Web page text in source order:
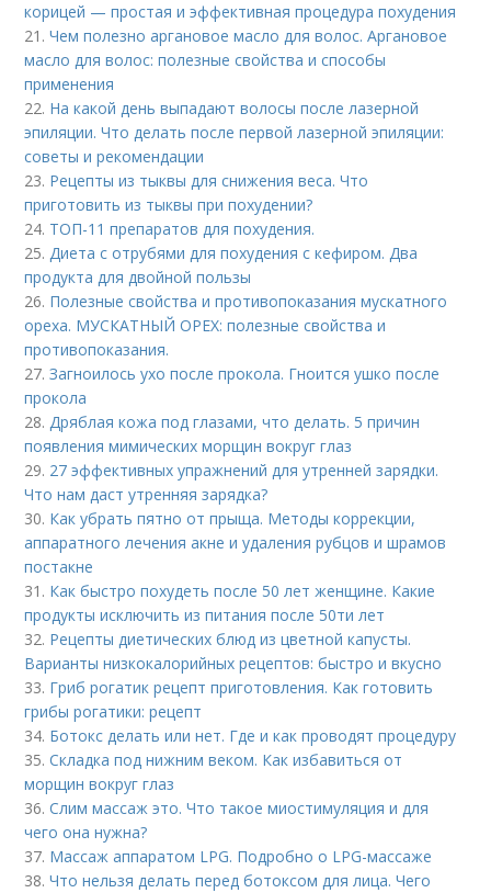
корицей — простая и эффективная процедура похудения
21.Чем полезно аргановое масло для волос. Аргановое
масло для волос: полезные свойства и способы
применения
22. На какой день выпадают волосы после лазерной
эпиляции. Что делать после первой лазерной эпиляции:
советы и рекомендации
23. Рецепты из тыквы для снижения веса. Что
приготовить из тыквы при похудении?
24. ТОП-11 препаратов для похудения.
25.Диета с отрубями для похудения с кефиром. Два
продукта для двойной пользы
26. Полезные свойства и противопоказания мускатного
ореха. МУСКАТНЫЙ ОРЕХ: полезные свойства и
противопоказания.
27.Загноилось ухо после прокола. Гноится ушко после
прокола
28.Дряблая кожа под глазами, что делать. 5 причин
появления мимических морщин вокруг глаз
29. 27 эффективных упражнений для утренней зарядки.
Что нам даст утренняя зарядка?
30. Как убрать пятно от прыща. Методы коррекции,
аппаратного лечения акне и удаления рубцов и шрамов
постакне
31. Как быстро похудеть после 50 лет женщине. Какие
продукты исключить из питания после 50ти лет
32. Рецепты диетических блюд из цветной капусты.
Варианты низкокалорийных рецептов: быстро и вкусно
33. Гриб рогатик рецепт приготовления. Как готовить
грибы рогатики: рецепт
34. Ботокс делать или нет. Где и как проводят процедуру
35.Складка под нижним веком. Как избавиться от
морщин вокруг глаз
36.Слим массаж это. Что такое миостимуляция и для
чего она нужна?
37. Массаж аппаратом LPG. Подробно о LPG-массаже
38.Что нельзя делать перед ботоксом для лица. Чего